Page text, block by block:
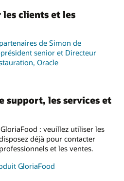
clients et les
de Simon de
senior et Directeur
Oracle
support, les services et
: veuillez utiliser les
déjà pour contacter
et les ventes.
GloriaFood